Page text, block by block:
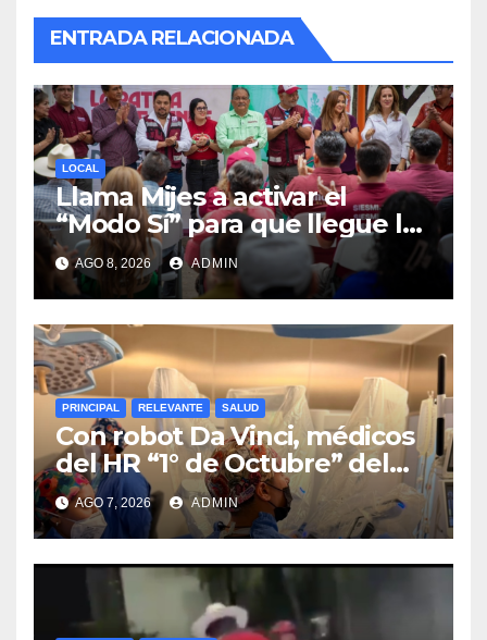
ENTRADA RELACIONADA
LOCAL
Llama Mijes a activar el
“Modo Sí” para que llegue la
Transformación a Nuevo
León
AGO 8, 2026 ADMIN
PRINCIPAL RELEVANTE SALUD
Con robot Da Vinci, médicos
del HR “1° de Octubre” del
ISSSTE retiran tumor renal a
paciente de 72 años
AGO 7, 2026 ADMIN